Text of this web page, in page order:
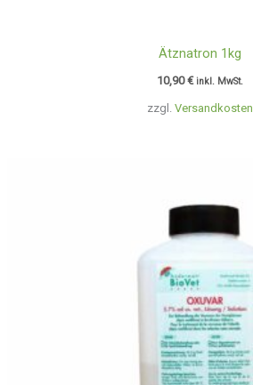
zzgl. Versandkosten
Ätznatron 1kg
10,90€ inkl. MwSt.